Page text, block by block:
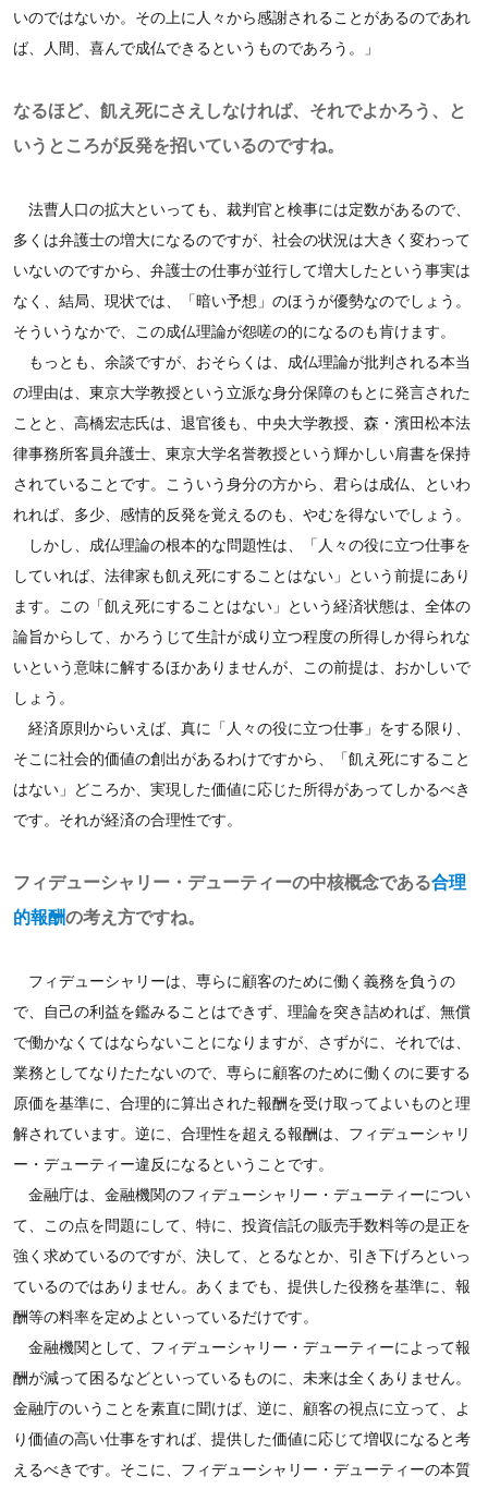
いのではないか。その上に人々から感謝されることがあるのであれ
ば、人間、喜んで成仏できるというものであろう。」
なるほど、飢え死にさえしなければ、それでよかろう、と
いうところが反発を招いているのですね。
法曹人口の拡大といっても、裁判官と検事には定数があるので、
多くは弁護士の増大になるのですが、社会の状況は大きく変わって
いないのですから、弁護士の仕事が並行して増大したという事実は
なく、結局、現状では、「暗い予想」のほうが優勢なのでしょう。
そういうなかで、この成仏理論が怨嗟の的になるのも肯けます。
もっとも、余談ですが、おそらくは、成仏理論が批判される本当
の理由は、東京大学教授という立派な身分保障のもとに発言された
ことと、高橋宏志氏は、退官後も、中央大学教授、森・濱田松本法
律事務所客員弁護士、東京大学名誉教授という輝かしい肩書を保持
されていることです。こういう身分の方から、君らは成仏、といわ
れれば、多少、感情的反発を覚えるのも、やむを得ないでしょう。
しかし、成仏理論の根本的な問題性は、「人々の役に立つ仕事を
していれば、法律家も飢え死にすることはない」という前提にあり
ます。この「飢え死にすることはない」という経済状態は、全体の
論旨からして、かろうじて生計が成り立つ程度の所得しか得られな
いという意味に解するほかありませんが、この前提は、おかしいで
しょう。
経済原則からいえば、真に「人々の役に立つ仕事」をする限り、
そこに社会的価値の創出があるわけですから、「飢え死にすること
はない」どころか、実現した価値に応じた所得があってしかるべき
です。それが経済の合理性です。
フィデューシャリー・デューティーの中核概念である合理
的報酬の考え方ですね。
フィデューシャリーは、専らに顧客のために働く義務を負うの
で、自己の利益を鑑みることはできず、理論を突き詰めれば、無償
で働かなくてはならないことになりますが、さずがに、それでは、
業務としてなりたたないので、専らに顧客のために働くのに要する
原価を基準に、合理的に算出された報酬を受け取ってよいものと理
解されています。逆に、合理性を超える報酬は、フィデューシャリ
ー・デューティー違反になるということです。
金融庁は、金融機関のフィデューシャリー・デューティーについ
て、この点を問題にして、特に、投資信託の販売手数料等の是正を
強く求めているのですが、決して、とるなとか、引き下げろといっ
ているのではありません。あくまでも、提供した役務を基準に、報
酬等の料率を定めよといっているだけです。
金融機関として、フィデューシャリー・デューティーによって報
酬が減って困るなどといっているものに、未来は全くありません。
金融庁のいうことを素直に聞けば、逆に、顧客の視点に立って、よ
り価値の高い仕事をすれば、提供した価値に応じて増収になると考
えるべきです。そこに、フィデューシャリー・デューティーの本質